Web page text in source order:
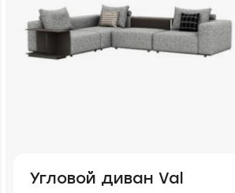
Угловой диван Val